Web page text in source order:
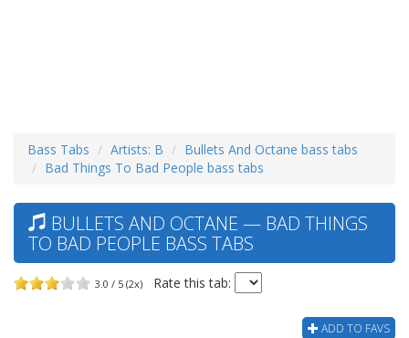
Bass Tabs Artists: B
Bullets And Octane bass tabs
Bad Things To Bad People bass tabs
BULLETS AND OCTANE — BAD THINGS
TO BAD PEOPLE BASS TABS
3.0 / 5 (2x) Rate this tab:
ADD TO FAVS